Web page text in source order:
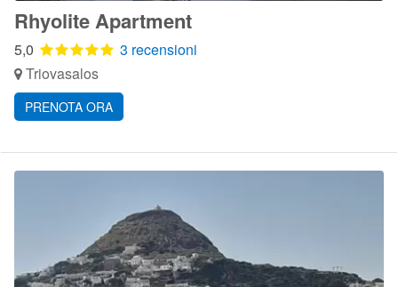
Rhyolite Apartment
5,0
3 recensioni
Triovasalos
PRENOTA ORA